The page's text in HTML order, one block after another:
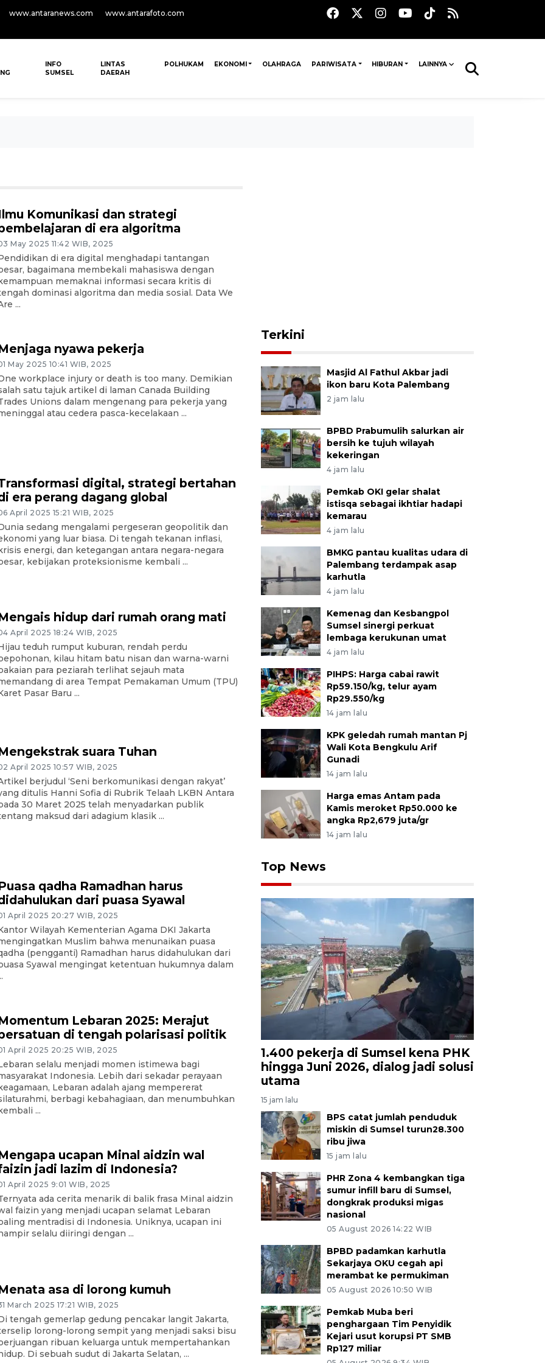
www.antaranews.com www.antarafoto.com
INFO
SUMSEL
LINTAS
DAERAH
POLHUKAM EKONOMI OLAHRAGA PARIWISATA HIBURAN LAINNYA
Komunikasi dan strategi
di era algoritma
May 2025 11:42 WIB, 2025
di era digital menghadapi tantangan
bagaimana membekali mahasiswa dengan
memaknai informasi secara kritis di
dominasi algoritma dan media sosial. Data We
...
nyawa pekerja
May 2025 10:41 WIB, 2025
workplace injury or death is too many. Demikian
satu tajuk artikel di laman Canada Building
Unions dalam mengenang para pekerja yang
atau cedera pasca-kecelakaan ...
digital, strategi bertahan
era perang dagang global
April 2025 15:21 WIB, 2025
sedang mengalami pergeseran geopolitik dan
yang luar biasa. Di tengah tekanan inflasi,
energi, dan ketegangan antara negara-negara
kebijakan proteksionisme kembali ...
hidup dari rumah orang mati
April 2025 18:24 WIB, 2025
teduh rumput kuburan, rendah perdu
kilau hitam batu nisan dan warna-warni
para peziarah terlihat sejauh mata
di area Tempat Pemakaman Umum (TPU)
Pasar Baru ...
suara Tuhan
April 2025 10:57 WIB, 2025
berjudul ‘Seni berkomunikasi dengan rakyat’
ditulis Hanni Sofia di Rubrik Telaah LKBN Antara
30 Maret 2025 telah menyadarkan publik
maksud dari adagium klasik ...
qadha Ramadhan harus
dari puasa Syawal
April 2025 20:27 WIB, 2025
Wilayah Kementerian Agama DKI Jakarta
Muslim bahwa menunaikan puasa
(pengganti) Ramadhan harus didahulukan dari
Syawal mengingat ketentuan hukumnya dalam
Lebaran 2025: Merajut
di tengah polarisasi politik
April 2025 20:25 WIB, 2025
selalu menjadi momen istimewa bagi
Indonesia. Lebih dari sekadar perayaan
Lebaran adalah ajang mempererat
berbagi kebahagiaan, dan menumbuhkan
...
ucapan Minal aidzin wal
jadi lazim di Indonesia?
April 2025 9:01 WIB, 2025
ada cerita menarik di balik frasa Minal aidzin
faizin yang menjadi ucapan selamat Lebaran
mentradisi di Indonesia. Uniknya, ucapan ini
selalu diiringi dengan ...
asa di lorong kumuh
March 2025 17:21 WIB, 2025
tengah gemerlap gedung pencakar langit Jakarta,
lorong-lorong sempit yang menjadi saksi bisu
ribuan keluarga untuk mempertahankan
Di sebuah sudut di Jakarta Selatan, ...
Terkini
Masjid Al Fathul Akbar jadi
ikon baru Kota Palembang
2 jam lalu
BPBD Prabumulih salurkan air
bersih ke tujuh wilayah
kekeringan
4 jam lalu
Pemkab OKI gelar shalat
istisqa sebagai ikhtiar hadapi
kemarau
4 jam lalu
BMKG pantau kualitas udara di
Palembang terdampak asap
karhutla
4 jam lalu
Kemenag dan Kesbangpol
Sumsel sinergi perkuat
lembaga kerukunan umat
4 jam lalu
PIHPS: Harga cabai rawit
Rp59.150/kg, telur ayam
Rp29.550/kg
14 jam lalu
KPK geledah rumah mantan Pj
Wali Kota Bengkulu Arif
Gunadi
14 jam lalu
Harga emas Antam pada
Kamis meroket Rp50.000 ke
angka Rp2,679 juta/gr
14 jam lalu
Top News
1.400 pekerja di Sumsel kena PHK
hingga Juni 2026, dialog jadi solusi
utama
15 jam lalu
BPS catat jumlah penduduk
miskin di Sumsel turun28.300
ribu jiwa
15 jam lalu
PHR Zona 4 kembangkan tiga
sumur infill baru di Sumsel,
dongkrak produksi migas
nasional
05 August 2026 14:22 WIB
BPBD padamkan karhutla
Sekarjaya OKU cegah api
merambat ke permukiman
05 August 2026 10:50 WIB
Pemkab Muba beri
penghargaan Tim Penyidik
Kejari usut korupsi PT SMB
Rp127 miliar